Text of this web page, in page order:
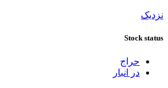
نزدیک
Stock status
حراج
در انبار